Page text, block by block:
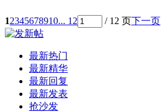
12345678910... 12 / 12 页下一页
最新热门
最新精华
最新回复
最新发表
抢沙发